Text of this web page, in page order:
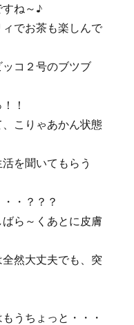
ね～♪
でお茶も楽しんで
コ２号のブツブ
！
こりゃあかん状態
を聞いてもらう
・？？？
ら～くあとに皮膚
然大丈夫でも、突
うちょっと・・・